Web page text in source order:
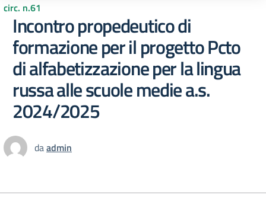
circ. n.61
Incontro propedeutico di
formazione per il progetto Pcto
di alfabetizzazione per la lingua
russa alle scuole medie a.s.
2024/2025
daadmin